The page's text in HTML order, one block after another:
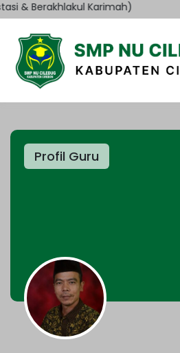
& Berakhlakul Karimah)
Profil Guru